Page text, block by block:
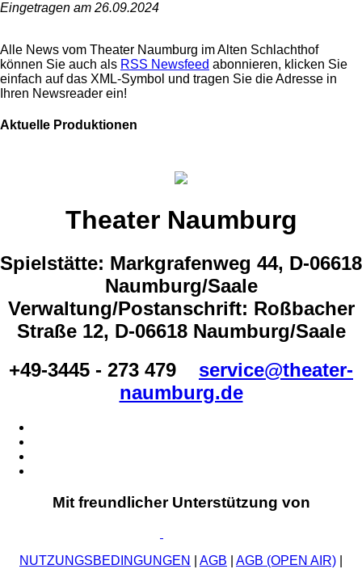
Eingetragen am 26.09.2024
Alle News vom Theater Naumburg im Alten Schlachthof
können Sie auch als RSS Newsfeed abonnieren, klicken Sie
einfach auf das XML-Symbol und tragen Sie die Adresse in
Ihren Newsreader ein!
Aktuelle Produktionen
Theater Naumburg
Spielstätte: Markgrafenweg 44, D-06618
Naumburg/Saale
Verwaltung/Postanschrift: Roßbacher
Straße 12, D-06618 Naumburg/Saale
+49-3445 - 273 479
service@theater-
naumburg.de
Mit freundlicher Unterstützung von
NUTZUNGSBEDINGUNGEN AGB AGB (OPEN AIR)